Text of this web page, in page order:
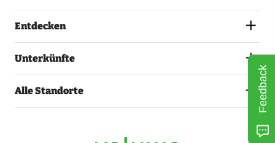
Entdecken
Unterkünfte
Alle Standorte Feedback